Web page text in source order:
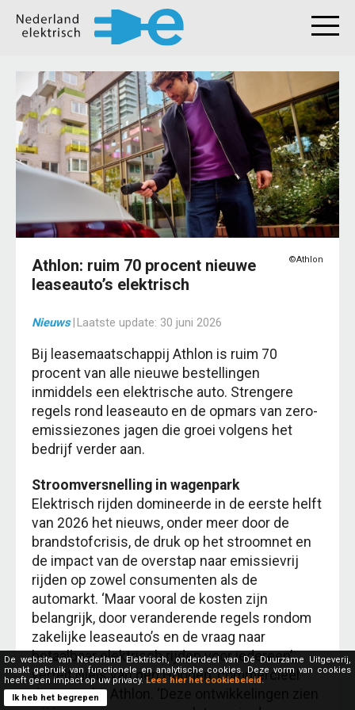
©Athlon
Athlon: ruim 70 procent nieuwe
leaseauto’s elektrisch
Nieuws|Laatste update: 30 juni 2026
Bij leasemaatschappij Athlon is ruim 70
procent van alle nieuwe bestellingen
inmiddels een elektrische auto. Strengere
regels rond leaseauto en de opmars van zero-
emissiezones jagen die groei volgens het
bedrijf verder aan.
Stroomversnelling in wagenpark
Elektrisch rijden domineerde in de eerste helft
van 2026 het nieuws, onder meer door de
brandstofcrisis, de druk op het stroomnet en
de impact van de overstap naar emissievrij
rijden op zowel consumenten als de
automarkt. ‘Maar vooral de kosten zijn
belangrijk, door veranderende regels rondom
zakelijke leaseauto’s en de vraag naar
betaalbaar elektrisch rijden voor iedereen’,
vertelt Niels van den Hoogen, commercieel
directeur bij Athlon. ‘Deze ontwikkelingen zien
De website van Nederland Elektrisch, onderdeel van Dé Duurzame Uitgeverij,
maakt gebruik van functionele en analytische cookies. Deze vorm van cookies
heeft geen impact op uw privacy. Lees hier het cookiebeleid.
Ik heb het begrepen